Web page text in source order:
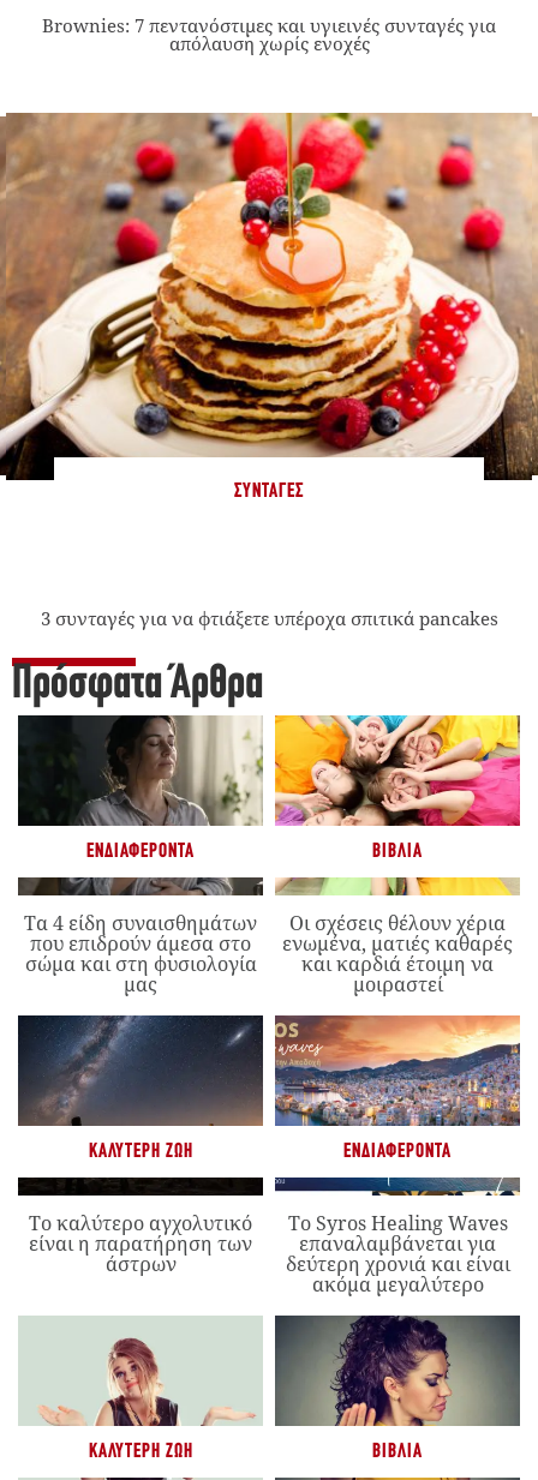
Brownies: 7 πεντανόστιμες και υγιεινές συνταγές για
απόλαυση χωρίς ενοχές
ΣΥΝΤΑΓΈΣ
3 συνταγές για να φτιάξετε υπέροχα σπιτικά pancakes
Πρόσφατα Άρθρα
ΕΝΔΙΑΦΈΡΟΝΤΑ
Τα 4 είδη συναισθημάτων
που επιδρούν άμεσα στο
σώμα και στη φυσιολογία
μας
ΒΙΒΛΊΑ
Οι σχέσεις θέλουν χέρια
ενωμένα, ματιές καθαρές
και καρδιά έτοιμη να
μοιραστεί
ΚΑΛΎΤΕΡΗ ΖΩΉ
Το καλύτερο αγχολυτικό
είναι η παρατήρηση των
άστρων
ΕΝΔΙΑΦΈΡΟΝΤΑ
Το Syros Healing Waves
επαναλαμβάνεται για
δεύτερη χρονιά και είναι
ακόμα μεγαλύτερο
ΚΑΛΎΤΕΡΗ ΖΩΉ ΒΙΒΛΊΑ